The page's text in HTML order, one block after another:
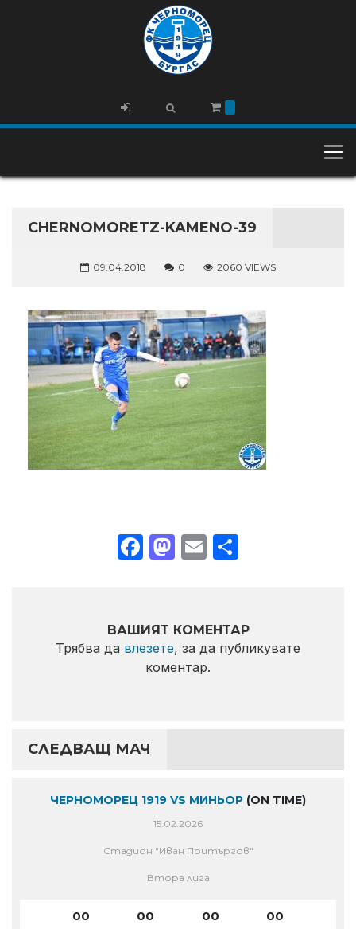
CHERNOMORETZ-KAMENO-39
09.04.2018 0 2060 VIEWS
Facebook
Mastodon
Email
ВАШИЯТ КОМЕНТАР
Трябва да влезете, за да публикувате
коментар.
СЛЕДВАЩ МАЧ
ЧЕРНОМОРЕЦ 1919 VS МИНЬОР (ON TIME)
15.02.2026
Стадион "Иван Притъргов"
Втора лига
00 00 00 00